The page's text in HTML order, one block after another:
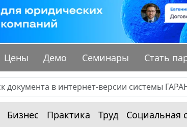
Цены Демо Семинары Стать
Бизнес Практика Труд Социальная